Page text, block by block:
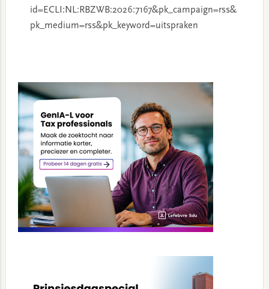
id=ECLI:NL:RBZWB:2026:7167&pk_campaign=rss&
pk_medium=rss&pk_keyword=uitspraken
Sidebar